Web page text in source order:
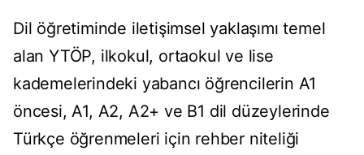
Dil öğretiminde iletişimsel yaklaşımı temel
alan YTÖP, ilkokul, ortaokul ve lise
kademelerindeki yabancı öğrencilerin A1
öncesi, A1, A2, A2+ ve B1 dil düzeylerinde
Türkçe öğrenmeleri için rehber niteliği